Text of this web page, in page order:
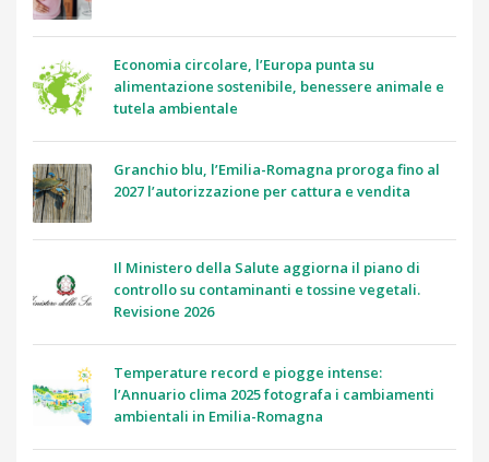
Economia circolare, l’Europa punta su
alimentazione sostenibile, benessere animale e
tutela ambientale
Granchio blu, l’Emilia-Romagna proroga fino al
2027 l’autorizzazione per cattura e vendita
Il Ministero della Salute aggiorna il piano di
controllo su contaminanti e tossine vegetali.
Revisione 2026
Temperature record e piogge intense:
l’Annuario clima 2025 fotografa i cambiamenti
ambientali in Emilia-Romagna